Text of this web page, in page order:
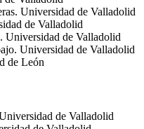
Universidad de Valladolid
de Valladolid
. Universidad de Valladolid
Universidad de Valladolid
de León
de Valladolid